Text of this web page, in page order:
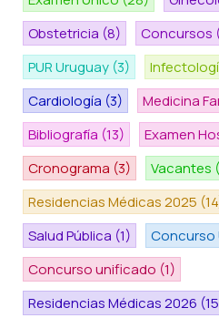
Obstetricia (8) Concursos
PUR Uruguay (3)
Cardiología (3) Medicina
Bibliografía (13) Examen
Cronograma (3) Vacantes
Residencias Médicas 2025
Salud Pública (1) Concurso
Concurso unificado (1)
Residencias Médicas 2026